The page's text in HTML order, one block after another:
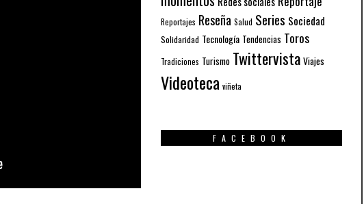
Reportajes Reseña Salud Series Sociedad
Solidaridad Tecnología Tendencias Toros
Tradiciones Turismo Twittervista Viajes
Videoteca viñeta
FACEBOOK